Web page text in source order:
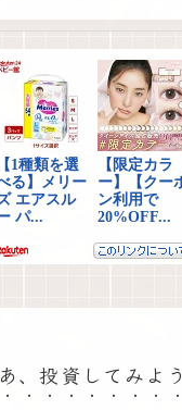
あ、投資してみよう